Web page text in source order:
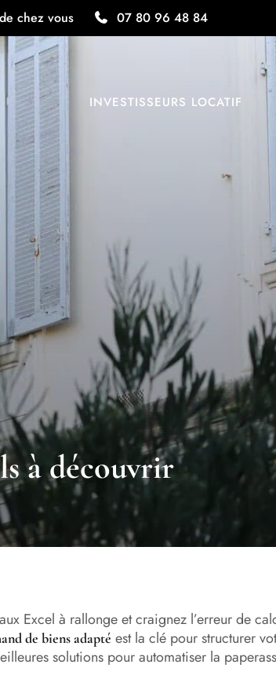
chez vous 07 80 96 48 84
INVESTISSEURS LOCATIF
à découvrir
Excel à rallonge et craignez l’erreur de
de biens adapté est la clé pour structurer
solutions pour automatiser la